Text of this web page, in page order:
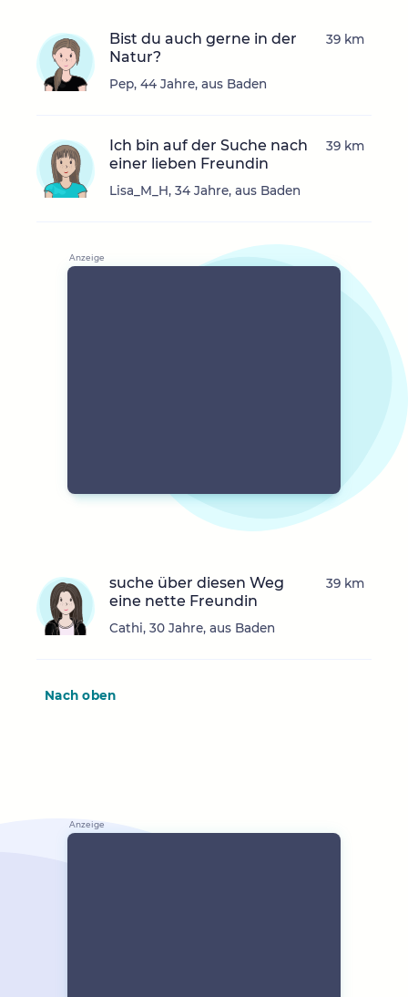
Bist du auch gerne in der
Natur?
Pep, 44 Jahre, aus Baden
39 km
Ich bin auf der Suche nach
einer lieben Freundin
Lisa_M_H, 34 Jahre, aus Baden
39 km
suche über diesen Weg
eine nette Freundin
Cathi, 30 Jahre, aus Baden
39 km
Nach oben